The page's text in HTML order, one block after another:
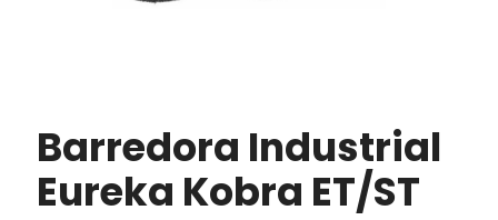
Barredora Industrial
Eureka Kobra ET/ST